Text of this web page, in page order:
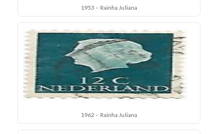
1953 – Rainha Juliana
1962 – Rainha Juliana